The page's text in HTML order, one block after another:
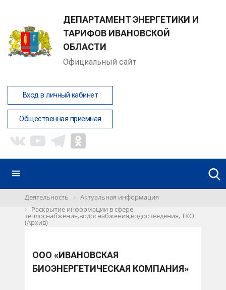
ДЕПАРТАМЕНТ ЭНЕРГЕТИКИ И
ТАРИФОВ ИВАНОВСКОЙ
ОБЛАСТИ
Официальный сайт
Вход в личный кабинет
Общественная приемная
Деятельность
Актуальная информация
Раскрытие информации в сфере
теплоснабжения,водоснабжения,водоотведения, ТКО
(Архив)
ООО «ИВАНОВСКАЯ
БИОЭНЕРГЕТИЧЕСКАЯ КОМПАНИЯ»